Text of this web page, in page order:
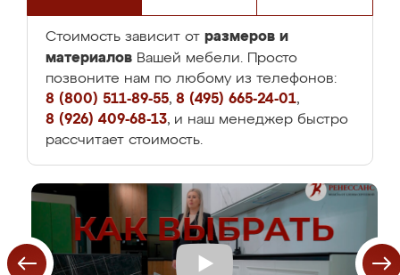
Стоимость зависит от размеров и
материалов Вашей мебели. Просто
позвоните нам по любому из телефонов:
8 (800) 511-89-55, 8 (495) 665-24-01,
8 (926) 409-68-13, и наш менеджер быстро
рассчитает стоимость.